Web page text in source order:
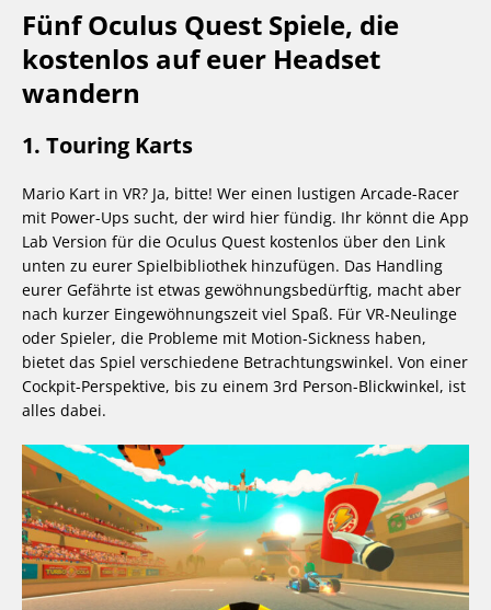
Fünf Oculus Quest Spiele, die
kostenlos auf euer Headset
wandern
1. Touring Karts
Mario Kart in VR? Ja, bitte! Wer einen lustigen Arcade-Racer
mit Power-Ups sucht, der wird hier fündig. Ihr könnt die App
Lab Version für die Oculus Quest kostenlos über den Link
unten zu eurer Spielbibliothek hinzufügen. Das Handling
eurer Gefährte ist etwas gewöhnungsbedürftig, macht aber
nach kurzer Eingewöhnungszeit viel Spaß. Für VR-Neulinge
oder Spieler, die Probleme mit Motion-Sickness haben,
bietet das Spiel verschiedene Betrachtungswinkel. Von einer
Cockpit-Perspektive, bis zu einem 3rd Person-Blickwinkel, ist
alles dabei.